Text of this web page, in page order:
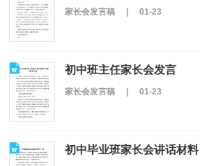
家长会发言稿 01-23
初中班主任家长会发言
家长会发言稿 01-23
初中毕业班家长会讲话材料